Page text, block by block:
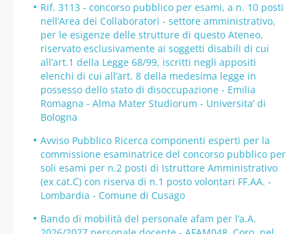
Rif. 3113 - concorso pubblico per esami, a n. 10 posti
nell’Area dei Collaboratori - settore amministrativo,
per le esigenze delle strutture di questo Ateneo,
riservato esclusivamente ai soggetti disabili di cui
all’art.1 della Legge 68/99, iscritti negli appositi
elenchi di cui all’art. 8 della medesima legge in
possesso dello stato di disoccupazione - Emilia
Romagna - Alma Mater Studiorum - Universita’ di
Bologna
Avviso Pubblico Ricerca componenti esperti per la
commissione esaminatrice del concorso pubblico per
soli esami per n.2 posti di Istruttore Amministrativo
(ex cat.C) con riserva di n.1 posto volontari FF.AA. -
Lombardia - Comune di Cusago
Bando di mobilità del personale afam per l’a.A.